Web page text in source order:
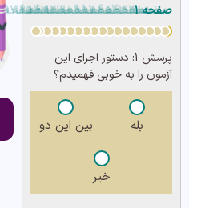
صفحه 1
صفحه 2
صفحه 3
صفحه 4
صفحه 5
صفحه 6
صفحه 7
صفحه 8
صفحه 9
صفحه 10
صفحه 11
صفحه 12
صفحه 13
صفحه 14
صفحه 15
صفحه 16
صفحه 17
صفحه 18
صفحه 19
پرسش 1:
دستور اجرای این
آزمون را به خوبی فهمیدم؟
بله بین این دو
خیر